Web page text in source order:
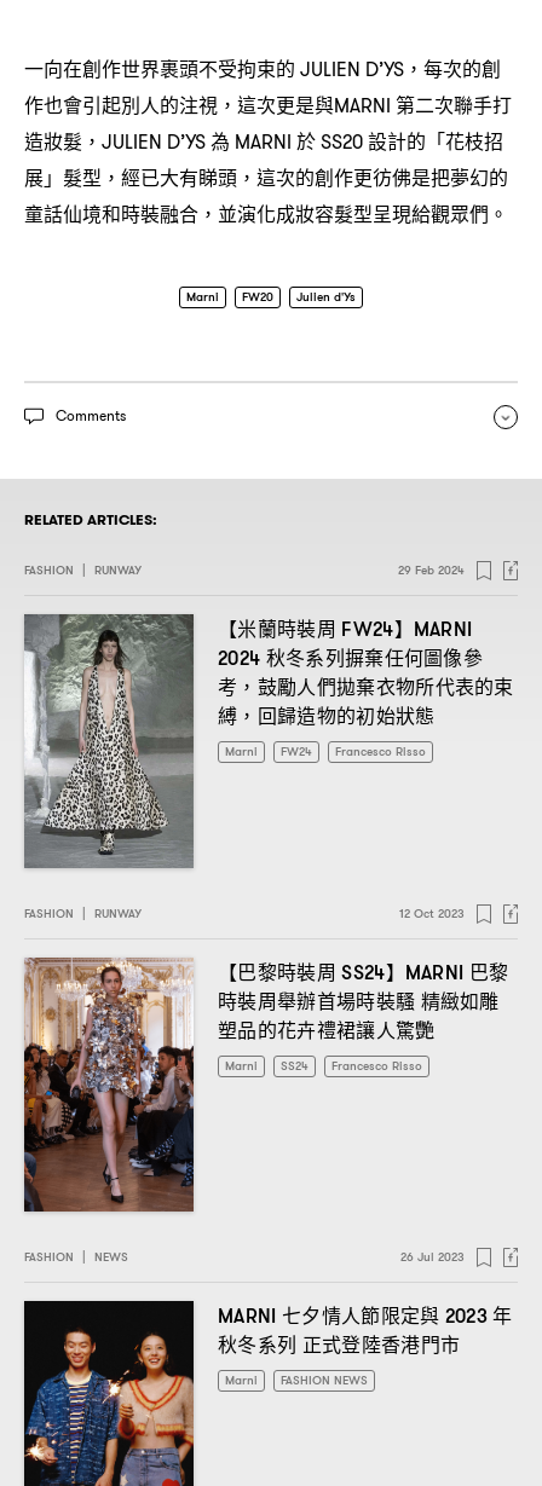
一向在創作世界裹頭不受拘束的 JULIEN D’YS， 每次的創
作也會引起別人的注視 ， 這次更是與MARNI 第二次聯手打
造妝髮 ，JULIEN D’YS為 MARNI 於SS20設計的「花枝招
展」髮型 ， 經已大有睇頭 ， 這次的創作更彷佛是把夢幻的
童話仙境和時裝融合 ， 並演化成妝容髮型呈現給觀眾們。
Marni FW20 Julien d'Ys
Comments
RELATED ARTICLES:
FASHION RUNWAY 29 Feb 2024
【米蘭時裝周 FW24】 MARNI
2024 秋冬系列摒棄任何圖像參
考 ， 鼓勵人們拋棄衣物所代表的束
縛 ， 回歸造物的初始狀態
Marni FW24 Francesco Risso
FASHION RUNWAY 12 Oct 2023
【巴黎時裝周 SS24】 MARNI 巴黎
時裝周舉辦首場時裝騷 精緻如雕
塑品的花卉禮裙讓人驚艷
Marni SS24 Francesco Risso
FASHION NEWS 26 Jul 2023
MARNI 七夕情人節限定與 2023年
秋冬系列 正式登陸香港門市
Marni FASHION NEWS